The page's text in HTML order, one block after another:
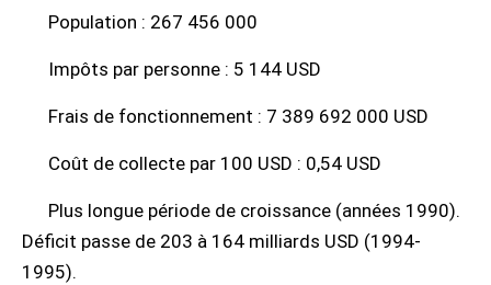
Population : 267 456 000
Impôts par personne : 5 144 USD
Frais de fonctionnement : 7 389 692 000 USD
Coût de collecte par 100 USD : 0,54 USD
Plus longue période de croissance (années 1990).
Déficit passe de 203 à 164 milliards USD (1994-
1995).